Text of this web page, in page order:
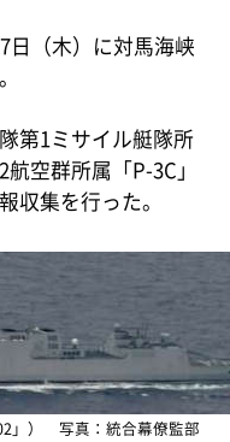
（木）に対馬海峡
第1ミサイル艇隊所
空群所属「P-3C」
収集を行った。
」） 写真：統合幕僚監部